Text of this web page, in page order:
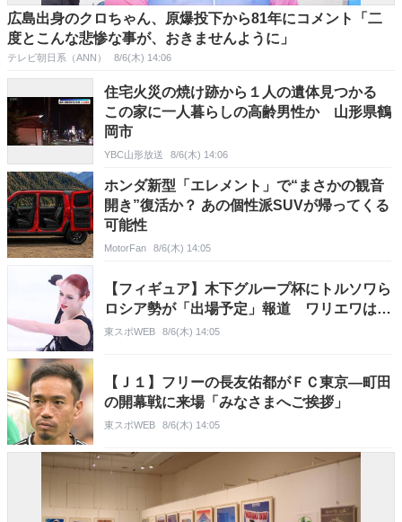
広島出身のクロちゃん、原爆投下から81年にコメント「二
度とこんな悲惨な事が、おきませんように」
テレビ朝日系（ANN） 8/6(木) 14:06
住宅火災の焼け跡から１人の遺体見つかる
この家に一人暮らしの高齢男性か 山形県鶴
岡市
YBC山形放送 8/6(木) 14:06
ホンダ新型「エレメント」で“まさかの観音
開き”復活か？ あの個性派SUVが帰ってくる
可能性
MotorFan 8/6(木) 14:05
【フィギュア】木下グループ杯にトルソワら
ロシア勢が「出場予定」報道 ワリエワは…
東スポWEB 8/6(木) 14:05
【Ｊ１】フリーの長友佑都がＦＣ東京―町田
の開幕戦に来場「みなさまへご挨拶」
東スポWEB 8/6(木) 14:05